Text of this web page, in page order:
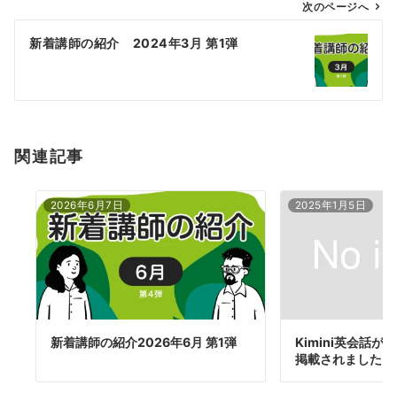
ン
次のページへ
新着講師の紹介 2024年3月 第1弾
関連記事
2026年6月7日
新着講師の紹介2026年6月 第1弾
2025年1月5日
Kimini英会話が
掲載されました